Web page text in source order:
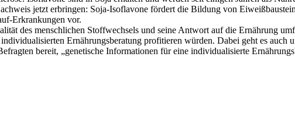
jetzt erbringen: Soja-Isoflavone fördert die Bildung von
Erkrankungen vor.
des menschlichen Stoffwechsels und seine Antwort auf die Ernährung
Ernährungsberatung profitieren würden. Dabei geht es auch
bereit, „genetische Informationen für eine individualisierte